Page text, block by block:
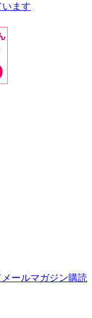
ます
メールマガジン購読